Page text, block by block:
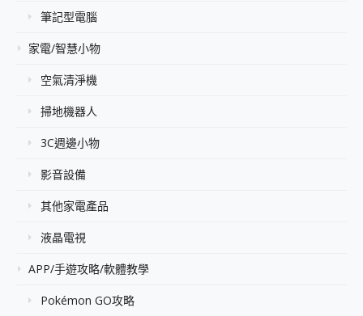
筆記型電腦
家電/智慧小物
空氣清淨機
掃地機器人
3C週邊小物
影音設備
其他家電產品
液晶電視
APP/手遊攻略/軟體教學
Pokémon GO攻略